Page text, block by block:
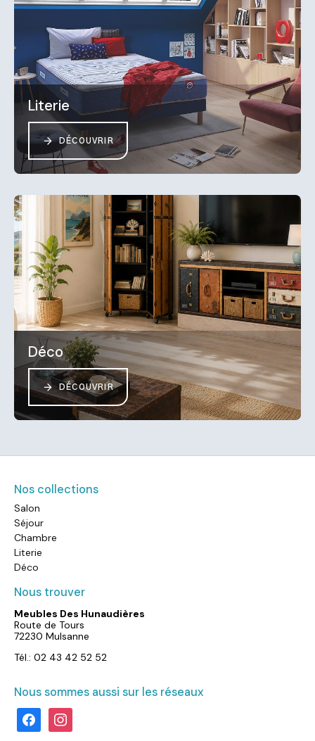
Literie
DÉCOUVRIR
Déco
DÉCOUVRIR
Nos collections
Salon
Séjour
Chambre
Literie
Déco
Nous trouver
Meubles Des Hunaudières
Route de Tours
72230 Mulsanne
Tél.: 02 43 42 52 52
Nous sommes aussi sur les réseaux
facebookinstagram